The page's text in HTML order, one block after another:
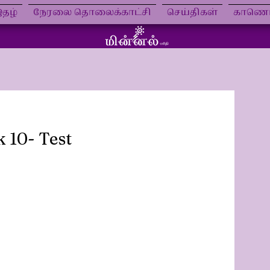
நேரலை தொலைக்காட்சி செய்திகள்
10- Test